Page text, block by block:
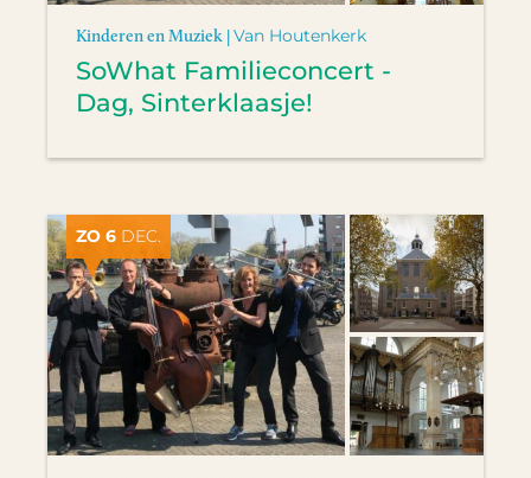
Kinderen en Muziek |Van Houtenkerk
SoWhat Familieconcert -
Dag, Sinterklaasje!
ZO 6 DEC.